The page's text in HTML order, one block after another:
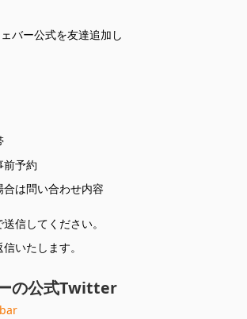
バー公式を友達追加し
前予約
合は問い合わせ内容
信してください。
いたします。
の公式Twitter